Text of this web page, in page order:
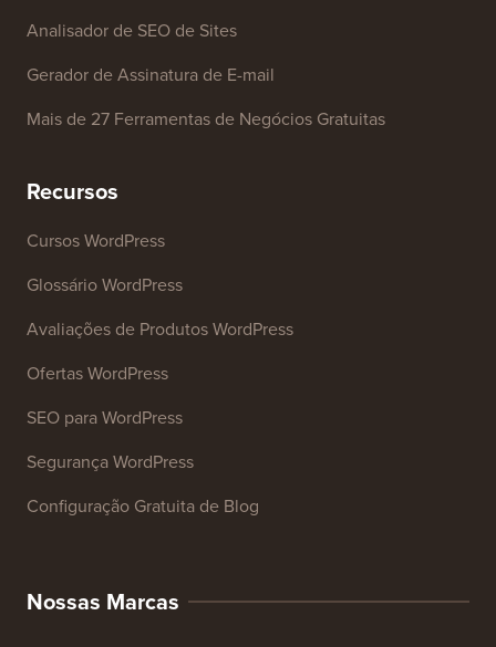
Analisador de SEO de Sites
Gerador de Assinatura de E-mail
Mais de 27 Ferramentas de Negócios Gratuitas
Recursos
Cursos WordPress
Glossário WordPress
Avaliações de Produtos WordPress
Ofertas WordPress
SEO para WordPress
Segurança WordPress
Configuração Gratuita de Blog
Nossas Marcas